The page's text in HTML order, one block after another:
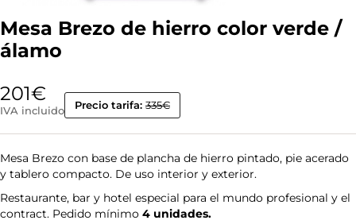
Mesa Brezo de hierro color verde /
álamo
201€
IVA incluido Precio tarifa: 335€
Mesa Brezo con base de plancha de hierro pintado, pie acerado
y tablero compacto. De uso interior y exterior.
Restaurante, bar y hotel especial para el mundo profesional y el
contract. Pedido mínimo 4 unidades.